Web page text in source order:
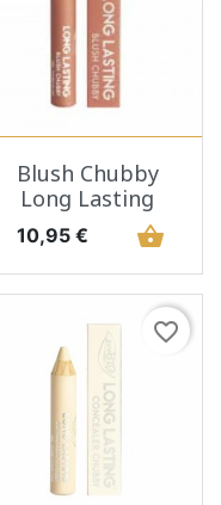
Blush Chubby
Long Lasting
Prix
10,95 € shopping_basket
favorite_border